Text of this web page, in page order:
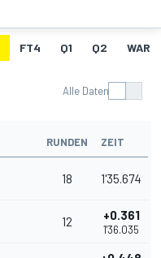
FT4 Q1 Q2
Alle Daten
RUNDEN ZEIT
18 1'35.674
12 +0.361
1'36.035